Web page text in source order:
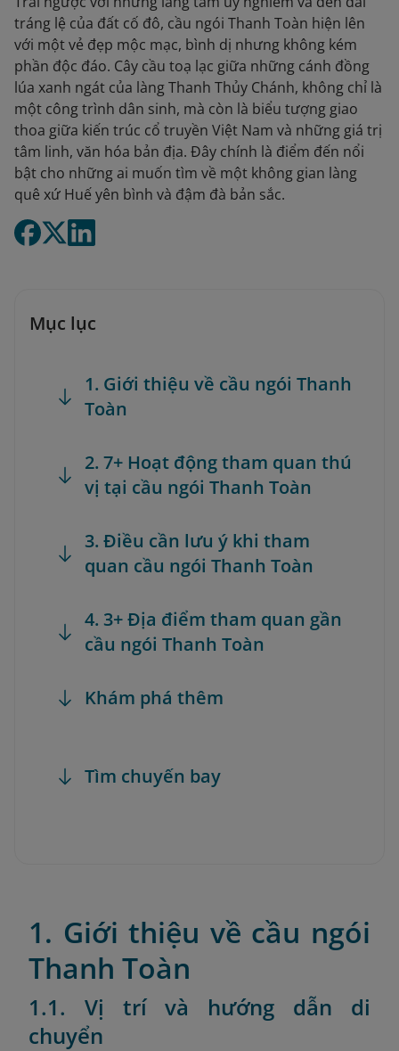
tráng lệ của đất cố đô, cầu ngói Thanh Toàn hiện lên
với một vẻ đẹp mộc mạc, bình dị nhưng không kém
phần độc đáo. Cây cầu toạ lạc giữa những cánh đồng
lúa xanh ngát của làng Thanh Thủy Chánh, không chỉ là
một công trình dân sinh, mà còn là biểu tượng giao
thoa giữa kiến trúc cổ truyền Việt Nam và những giá trị
tâm linh, văn hóa bản địa. Đây chính là điểm đến nổi
bật cho những ai muốn tìm về một không gian làng
quê xứ Huế yên bình và đậm đà bản sắc.
Mục lục
1. Giới thiệu về cầu ngói Thanh
Toàn
2. 7+ Hoạt động tham quan thú
vị tại cầu ngói Thanh Toàn
3. Điều cần lưu ý khi tham
quan cầu ngói Thanh Toàn
4. 3+ Địa điểm tham quan gần
cầu ngói Thanh Toàn
Khám phá thêm
Tìm chuyến bay
1. Giới thiệu về cầu ngói
Thanh Toàn
1.1. Vị trí và hướng dẫn di
chuyển